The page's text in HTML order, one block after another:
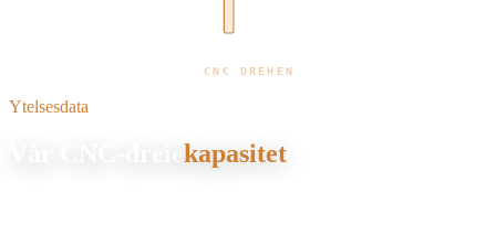
CNC DREHEN
Ytelsesdata
kapasitet